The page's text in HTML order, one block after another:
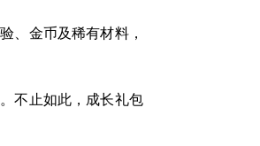
、金币及稀有材料，
不止如此，成长礼包